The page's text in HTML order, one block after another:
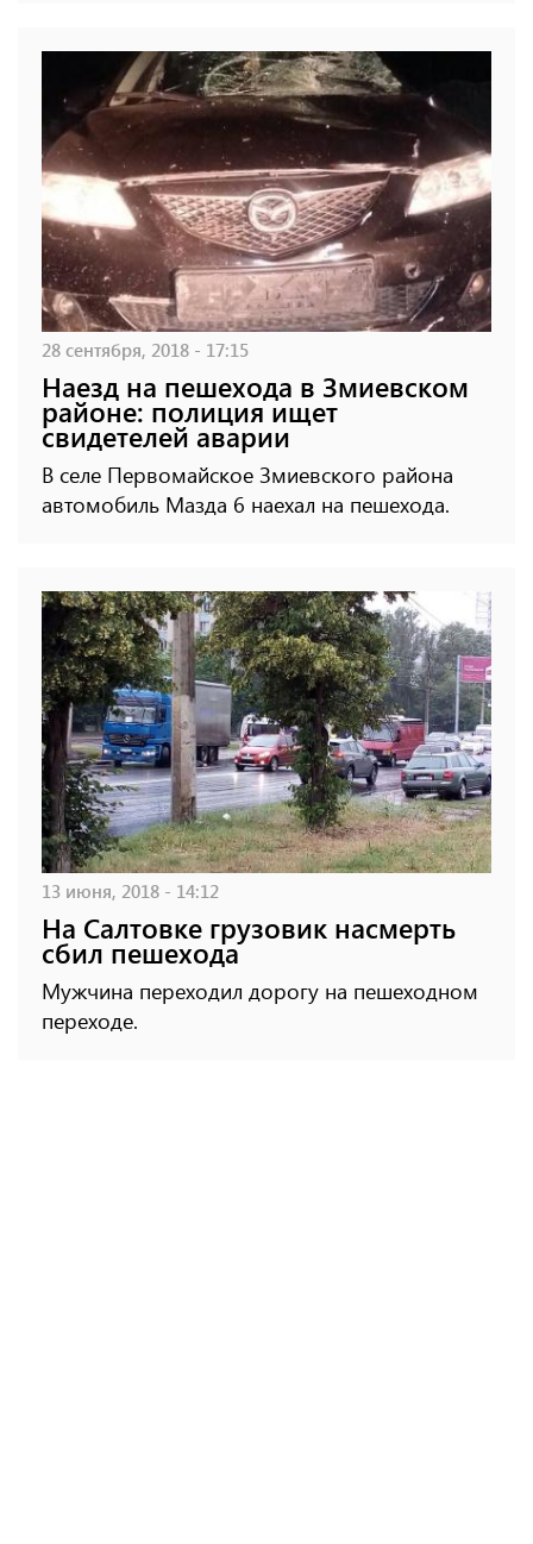
28 сентября, 2018 - 17:15
Наезд на пешехода в Змиевском
районе: полиция ищет
свидетелей аварии
В селе Первомайское Змиевского района
автомобиль Мазда 6 наехал на пешехода.
13 июня, 2018 - 14:12
На Салтовке грузовик насмерть
сбил пешехода
Мужчина переходил дорогу на пешеходном
переходе.